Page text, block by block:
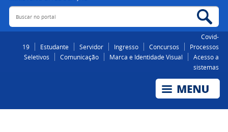
Buscar no portal
Covid-
19
Estudante Servidor Ingresso Concursos
Processos
Seletivos
Comunicação Marca e Identidade Visual
Acesso a
sistemas